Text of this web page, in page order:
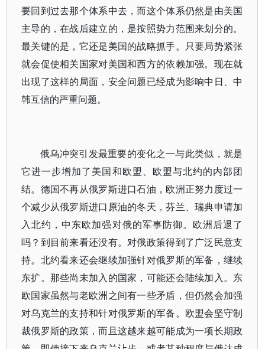
要回到过去那个体系中去，而这个体系仍然是由美国
主导的，在战后建立的，是按照势力范围来划分的。
最关键的是，它还是美国的战略抓手。只要局势紧张
就会促使相关国家对美国和西方的依赖加强。现在就
出现了这样的局面，安全问题已经成为影响中日、中
韩互信的严重问题。
俄乌冲突引发最重要的变化之一与此类似，就是
它进一步增加了美国和欧盟、欧盟与北约的内部团
结。德国不再从俄罗斯进口石油，欧洲正努力度过一
个减少从俄罗斯进口原油的冬天，芬兰、瑞典申请加
入北约，中东欧加强对俄的军事防御。欧洲后退了
吗？到目前来看还没有。对俄政策得到了广泛民意支
持。北约看来还会继续加强针对俄罗斯的军备，继续
东扩。那些尚未加入的国家，可能还会陆续加入。东
欧国家虽然与老欧洲之间有一些矛盾，但仍然会加强
对乌克兰的支持和针对俄罗斯的军备。欧盟会坚守制
裁俄罗斯的政策，而且这越来越可能成为一项长期政